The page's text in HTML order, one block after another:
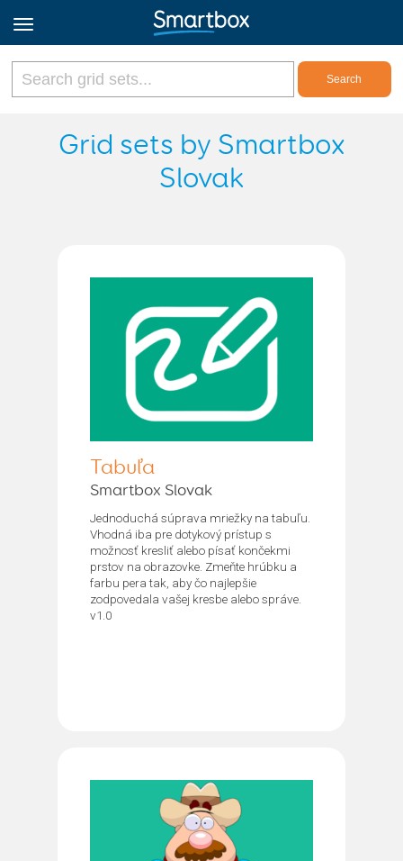
Online Grids
Log in
Grid sets by Smartbox
Slovak
Tabuľa
Smartbox Slovak
Jednoduchá súprava mriežky na tabuľu.
Vhodná iba pre dotykový prístup s
možnosť kresliť alebo písať končekmi
prstov na obrazovke. Zmeňte hrúbku a
farbu pera tak, aby čo najlepšie
zodpovedala vašej kresbe alebo správe.
v1.0